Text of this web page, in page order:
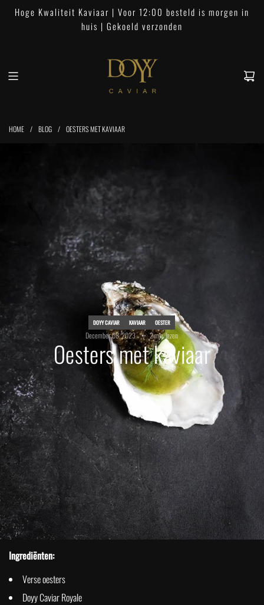
Hoge Kwaliteit Kaviaar | Voor 12:00 besteld is morgen in
huis | Gekoeld verzonden
HOME / BLOG / OESTERS MET KAVIAAR
DOYY CAVIAR KAVIAAR OESTER
December 08, 2023 2 min. lezen
Oesters met kaviaar
Ingrediënten:
Verse oesters
Doyy Caviar Royale